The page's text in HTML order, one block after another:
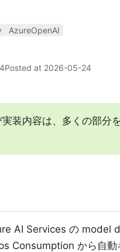
AzureOpenAI
Posted at 2026-05-24
装内容は、多くの部分
AI Services の model
Consumption から自動